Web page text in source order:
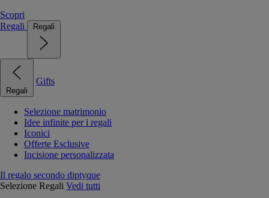
Scopri
Regali
Regali
Regali
Gifts
Selezione matrimonio
Idee infinite per i regali
Iconici
Offerte Esclusive
Incisione personalizzata
Il regalo secondo diptyque
Selezione Regali Vedi tutti